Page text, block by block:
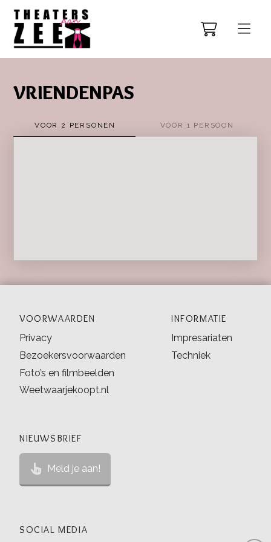
VRIENDENPAS
VOOR 2 PERSONEN VOOR 1 PERSOON
VOORWAARDEN
Privacy
Bezoekersvoorwaarden
Foto’s en filmbeelden
Weetwaarjekoopt.nl
INFORMATIE
Impresariaten
Techniek
NIEUWSBRIEF
Meld je aan!
SOCIAL MEDIA